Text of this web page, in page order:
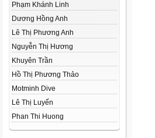
Phạm Khánh Linh
Dương Hồng Anh
Lê Thị Phương Anh
Nguyễn Thị Hương
Khuyên Trần
Hồ Thị Phương Thảo
Motminh Dive
Lê Thị Luyến
Phan Thi Huong